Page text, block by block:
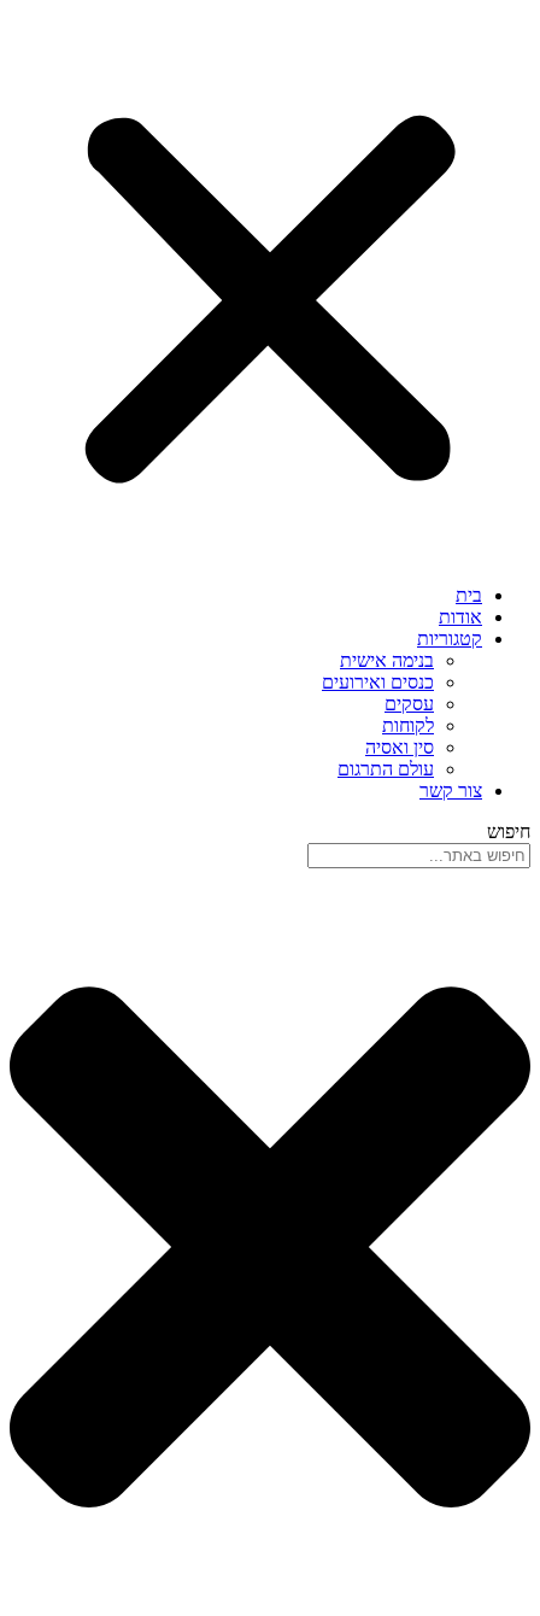
בית
אודות
קטגוריות
בנימה אישית
כנסים ואירועים
עסקים
לקוחות
סין ואסיה
עולם התרגום
צור קשר
חיפוש